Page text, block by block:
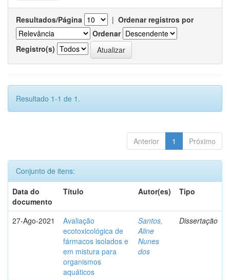
Resultados/Página | Ordenar registros por
Ordenar
Registro(s)
Resultado 1-1 de 1.
Anterior 1 Próximo
Conjunto de itens:
Data do
documento
Título Autor(es) Tipo
27-Ago-2021
Avaliação
ecotoxicológica de
fármacos isolados e
em mistura para
organismos
aquáticos
Santos,
Aline
Nunes
dos
Dissertação